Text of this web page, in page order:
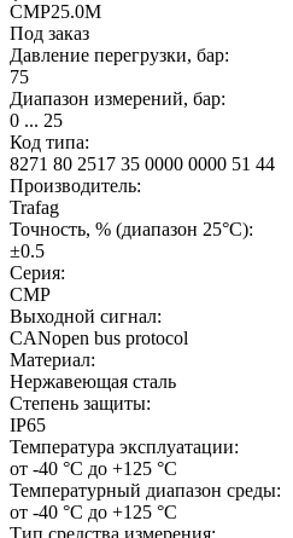
CMP25.0M
Под заказ
Давление перегрузки, бар:
75
Диапазон измерений, бар:
0 ... 25
Код типа:
8271 80 2517 35 0000 0000 51 44
Производитель:
Trafag
Точность, % (диапазон 25°C):
±0.5
Серия:
CMP
Выходной сигнал:
CANopen bus protocol
Материал:
Нержавеющая сталь
Степень защиты:
IP65
Температура эксплуатации:
от -40 °C до +125 °C
Температурный диапазон среды:
от -40 °C до +125 °C